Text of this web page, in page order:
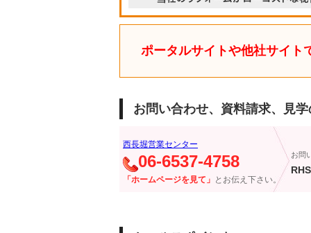
ポータルサイトや他社サイト
お問い合わせ、資料請求、見
西長堀営業センター
06-6537-4758
「ホームページを見て」 とお伝え下さい。
お問